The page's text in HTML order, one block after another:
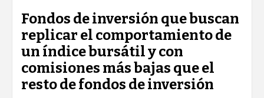
Fondos de inversión que buscan
replicar el comportamiento de
un índice bursátil y con
comisiones más bajas que el
resto de fondos de inversión